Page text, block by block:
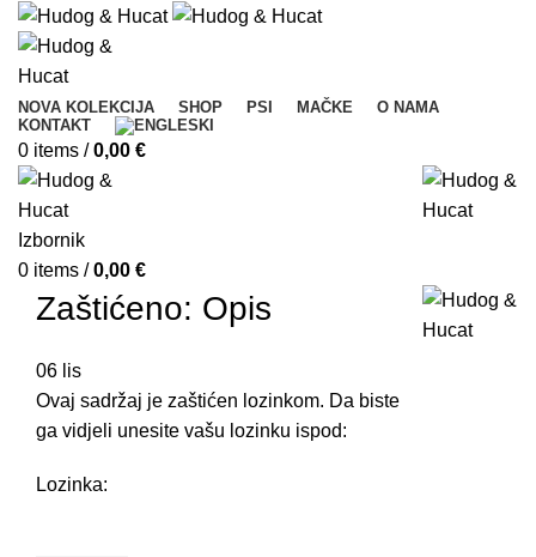
NOVA KOLEKCIJA SHOP PSI MAČKE
O NAMA
KONTAKT
0 items / 0,00 €
Izbornik
0 items / 0,00 €
Zaštićeno: Opis
06 lis
Ovaj sadržaj je zaštićen lozinkom. Da biste
ga vidjeli unesite vašu lozinku ispod:
Lozinka: